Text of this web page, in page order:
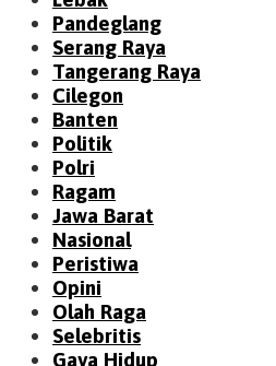
Pandeglang
Serang Raya
Tangerang Raya
Cilegon
Banten
Politik
Polri
Ragam
Jawa Barat
Nasional
Peristiwa
Opini
Olah Raga
Selebritis
Gaya Hidup